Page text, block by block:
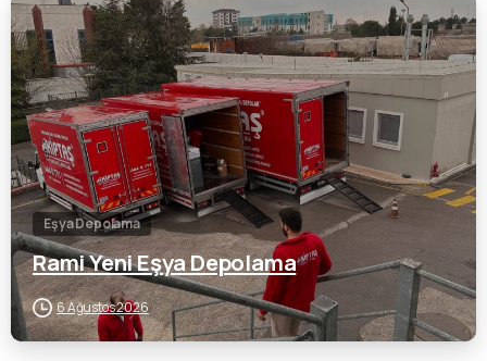
0
Eşya Depolama
Rami Yeni Eşya Depolama
6 Ağustos 2026